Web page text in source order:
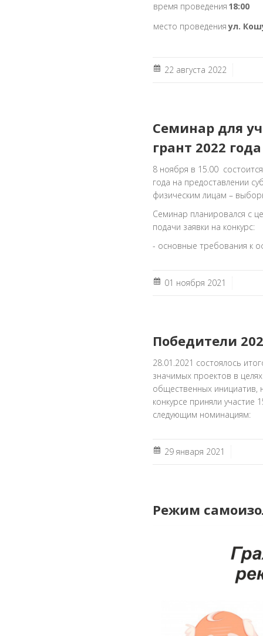
время проведения 18:00
место проведения ул.
22 августа 2022
Cеминар для
грант 2022 года
8 ноября в 15.00
года на предоставлении
физическим лицам –
Семинар планировался с
подачи заявки на конкурс:
- основные требования к
01 ноября 2021
Победители
28.01.2021 состоялось
значимых проектов в
общественных инициатив,
конкурсе приняли участие
следующим номинациям:
29 января 2021
Режим